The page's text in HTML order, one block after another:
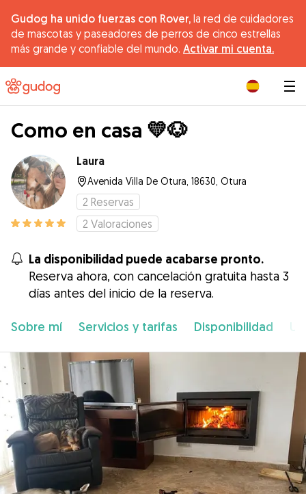
Gudog ha unido fuerzas con Rover, la red de cuidadores
de mascotas y paseadores de perros de cinco estrellas
más grande y confiable del mundo. Activar mi cuenta.
Como en casa 💛🐶
Laura
Avenida Villa De Otura, 18630, Otura
2 Reservas
2 Valoraciones
La disponibilidad puede acabarse pronto.
Reserva ahora, con cancelación gratuita hasta 3
días antes del inicio de la reserva.
Sobre mí Servicios y tarifas Disponibilidad